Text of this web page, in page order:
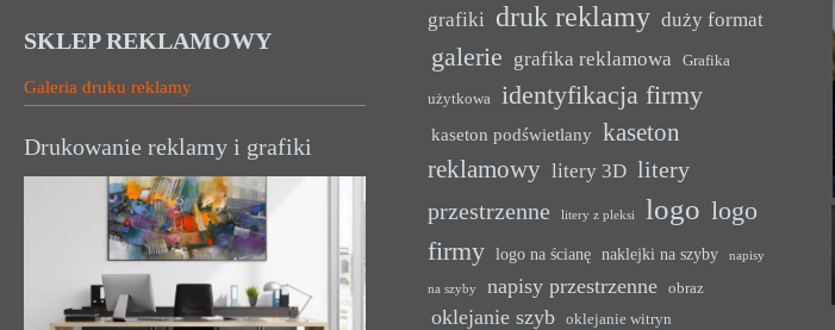
SKLEP REKLAMOWY
Galeria druku reklamy
Drukowanie reklamy i grafiki
grafiki druk reklamy duży format
galerie grafika reklamowa Grafika
użytkowa identyfikacja firmy
kaseton podświetlany kaseton
reklamowy litery 3D litery
przestrzenne
litery z pleksi logo logo
firmy
logo na ścianę naklejki na szyby napisy
na szyby napisy przestrzenne obraz
oklejanie szyb oklejanie witryn